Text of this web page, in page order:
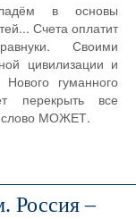
в основы
Счета оплатит
Своими
цивилизации и
гуманного
перекрыть все
слово МОЖЕТ.
Россия –